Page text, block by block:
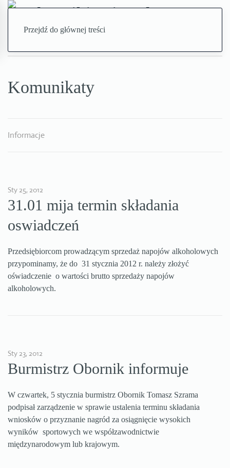
Przejdź do głównej treści
Komunikaty
Informacje
Sty 25, 2012
31.01 mija termin składania
oswiadczeń
Przedsiębiorcom prowadzącym sprzedaż napojów alkoholowych
przypominamy, że do 31 stycznia 2012 r. należy złożyć
oświadczenie o wartości brutto sprzedaży napojów
alkoholowych.
Sty 23, 2012
Burmistrz Obornik informuje
W czwartek, 5 stycznia burmistrz Obornik Tomasz Szrama
podpisał zarządzenie w sprawie ustalenia terminu składania
wniosków o przyznanie nagród za osiągnięcie wysokich
wyników sportowych we współzawodnictwie
międzynarodowym lub krajowym.